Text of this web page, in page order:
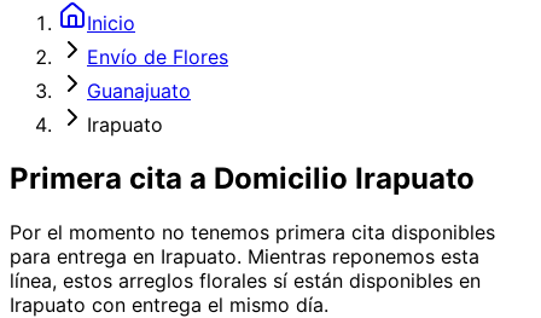
Inicio
Envío de Flores
Guanajuato
Irapuato
Primera cita a Domicilio Irapuato
Por el momento no tenemos primera cita disponibles
para entrega en Irapuato. Mientras reponemos esta
línea, estos arreglos florales sí están disponibles en
Irapuato con entrega el mismo día.